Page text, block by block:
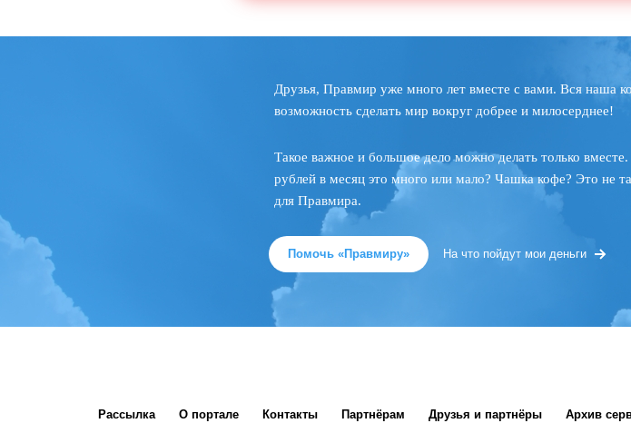
Друзья, Правмир уже много лет вместе с вами. Вся наша
возможность сделать мир вокруг добрее и милосерднее!
Такое важное и большое дело можно делать только
рублей в месяц это много или мало? Чашка кофе? Это не
для Правмира.
Помочь «Правмиру» На что пойдут мои деньги
Рассылка О портале Контакты Партнёрам Друзья и партнёры Архив